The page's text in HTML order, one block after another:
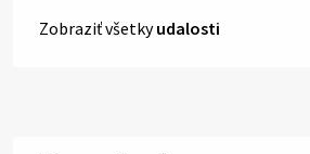
Zobraziť všetkyudalosti